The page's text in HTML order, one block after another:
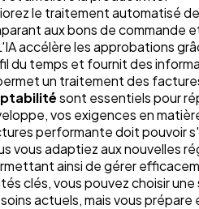
le traitement automatisé
aux bons de commande
accélère les approbations
du temps et fournit des
un traitement des
sont essentiels pour
vos exigences en
performante doit pouvoir
vous adaptiez aux nouvelles
ainsi de gérer
clés, vous pouvez choisir
actuels, mais vous